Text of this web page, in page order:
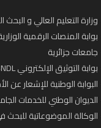
وزارة التعليم العالي و
بوابة المنصات الرقمية
جامعات جزائرية
بوابة التوثيق الإلكتروني SNDL
البوابة الوطنية للإشعار عن
الديوان الوطني للخدمات
الوكالة الموضوعاتية للبحث